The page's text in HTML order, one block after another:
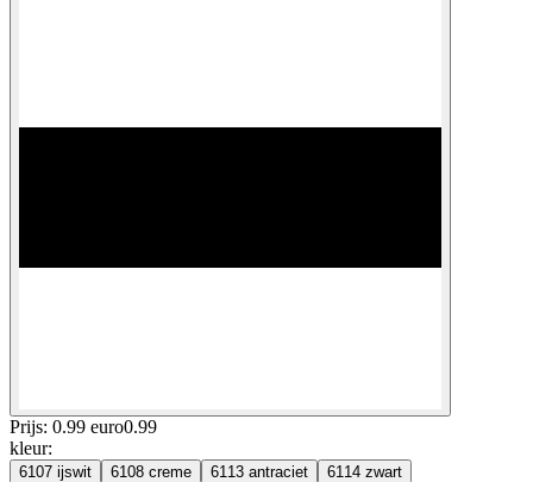
Prijs: 0.99 euro0.99
kleur:
6107 ijswit 6108 creme 6113 antraciet 6114 zwart